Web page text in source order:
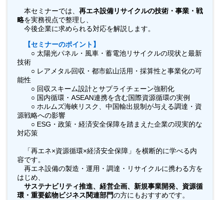
本セミナーでは、 再エネ設備リサイクルの技術・事業・戦
略を実務視点で整理し、
今後企業に求められる対応を解説します。
【セミナーのポイント】
○ 太陽光パネル・風車・蓄電池リサイクルの現状と最新
技術
○ レアメタル回収・都市鉱山活用・採算性と事業化の可
能性
○ 回収スキーム設計とサプライチェーン強靭化
○ 国内循環・ASEAN連携を含む国際資源循環の実例
○ ホルムズ海峡リスク、中国輸出規制が与える調達・資
源戦略への影響
○ ESG・政策・経済安全保障を踏まえた企業の現実的な
対応策
「再エネ×資源循環×経済安全保障」を横断的に学べる内
容です。
再エネ設備の製造・運用・調達・リサイクルに携わる方を
はじめ、
サステナビリティ推進、経営企画、新規事業開発、資源循
環・重要鉱物ビジネス関連部門の方にもおすすめです。